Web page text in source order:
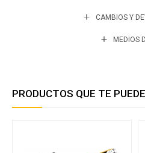
CAMBIOS Y
MEDIOS
PRODUCTOS QUE TE